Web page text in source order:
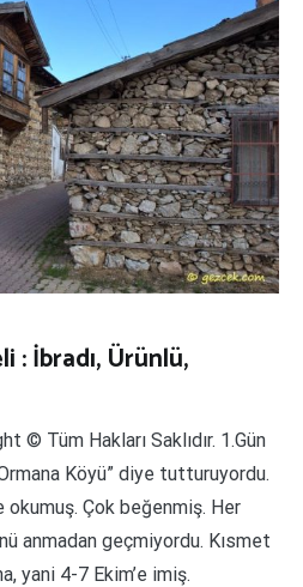
: İbradı, Ürünlü,
© Tüm Hakları Saklıdır. 1.Gün
Köyü” diye tutturuyordu.
Çok beğenmiş. Her
anmadan geçmiyordu. Kısmet
yani 4-7 Ekim’e imiş.